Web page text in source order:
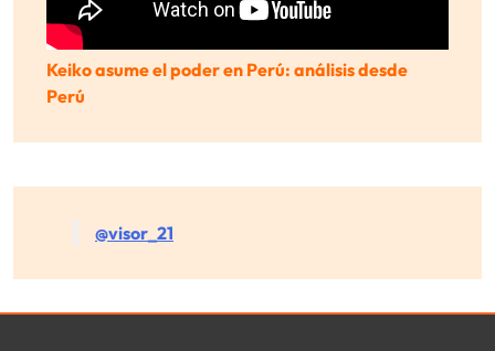
Keiko asume el poder en Perú: análisis desde
Perú
@visor_21